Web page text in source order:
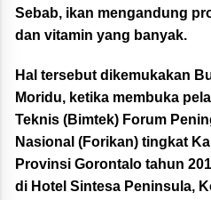
Sebab, ikan mengandung
dan vitamin yang banyak.
Hal tersebut dikemukakan
Moridu, ketika membuka
Teknis (Bimtek) Forum
Nasional (Forikan) tingkat
Provinsi Gorontalo tahun
di Hotel Sintesa Peninsula,